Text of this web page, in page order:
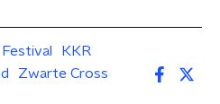
Festival
KKR
Zwarte Cross